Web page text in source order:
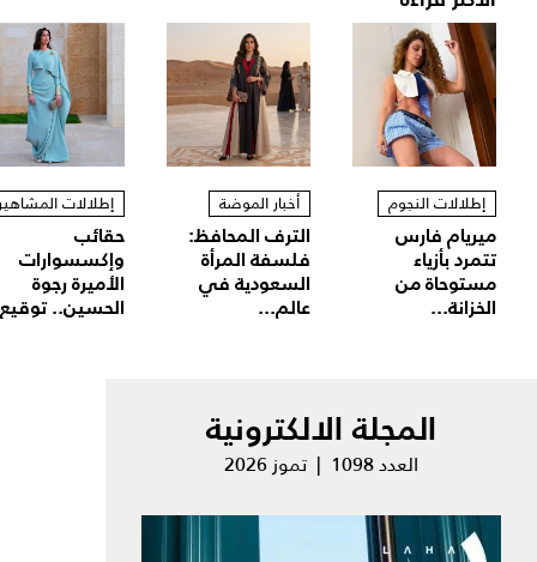
إطلالات النجوم
ميريام فارس
تتمرد بأزياء
مستوحاة من
الخزانة...
أخبار الموضة
الترف المحافظ:
فلسفة المرأة
السعودية في
عالم...
إطلالات
حقائب
وإكسسوارات
الأميرة رجوة
الحسين..
المجلة الالكترونية
العدد 1098 | تموز 2026